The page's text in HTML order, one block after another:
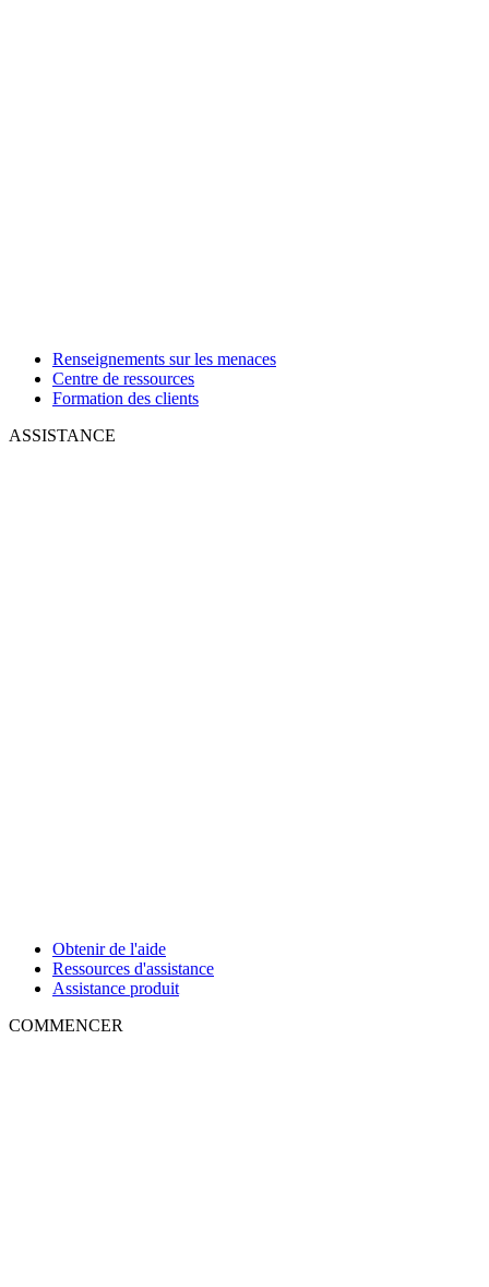
Renseignements sur les menaces
Centre de ressources
Formation des clients
ASSISTANCE
Obtenir de l'aide
Ressources d'assistance
Assistance produit
COMMENCER